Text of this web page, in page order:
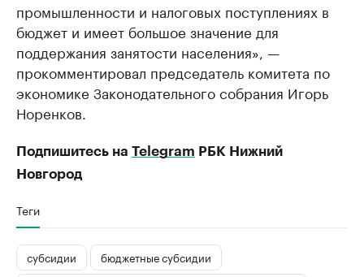
промышленности и налоговых поступлениях в
бюджет и имеет большое значение для
поддержания занятости населения», —
прокомментировал председатель комитета по
экономике Законодательного собрания Игорь
Норенков.
Подпишитесь на Telegram РБК Нижний
Новгород
Теги
субсидии
бюджетные субсидии